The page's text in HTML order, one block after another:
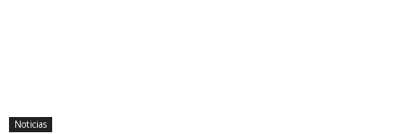
Noticias